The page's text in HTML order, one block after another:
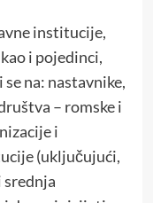
institucije,
i pojedinci,
na: nastavnike,
– romske i
i
(uključujući,
srednja